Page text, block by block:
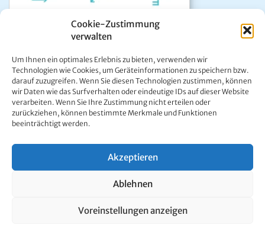
Cookie-Zustimmung
verwalten
Um Ihnen ein optimales Erlebnis zu bieten, verwenden wir
Technologien wie Cookies, um Geräteinformationen zu speichern bzw.
darauf zuzugreifen. Wenn Sie diesen Technologien zustimmen, können
wir Daten wie das Surfverhalten oder eindeutige IDs auf dieser Website
verarbeiten. Wenn Sie Ihre Zustimmung nicht erteilen oder
zurückziehen, können bestimmte Merkmale und Funktionen
beeinträchtigt werden.
Akzeptieren
Ablehnen
Voreinstellungen anzeigen
Das aktuelle Wetter in Mariazell
Unwetter Warnzentrale
Satellitenbild GeoSphere
ÖAMTC Verkehrsservice
Ing. Werner Girrer | Wiener Straße 64 | A-8630 Mariazell |
Mariazell Online © 1997 - 2026. Alle Rechte vorbehalten.
Impressum|Datenschutzerklärung